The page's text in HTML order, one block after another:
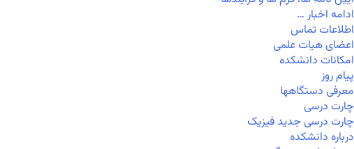
ادامه اخبار …
اطلاعات تماس
اعضای هیات علمی
امکانات دانشکده
پیام روز
معرفی دستگاهها
چارت درسی
چارت درسی جدید فیزیک
درباره دانشکده